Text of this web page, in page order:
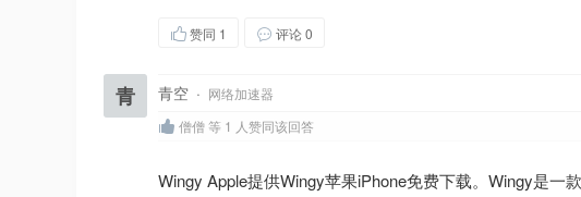
赞同 1 评论 0
青 青空 · 网络加速器
僧僧 等 1 人赞同该回答
Wingy Apple提供Wingy苹果iPhone免费下载。Wingy是